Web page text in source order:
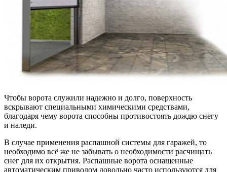
Чтобы ворота служили надежно и долго, поверхность
вскрывают специальными химическими средствами,
благодаря чему ворота способны противостоять дождю снегу
и наледи.
В случае применения распашной системы для гаражей, то
необходимо всё же не забывать о необходимости расчищать
снег для их открытия. Распашные ворота оснащенные
автоматическим приводом довольно часто используются для